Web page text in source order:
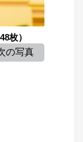
枚）
の写真